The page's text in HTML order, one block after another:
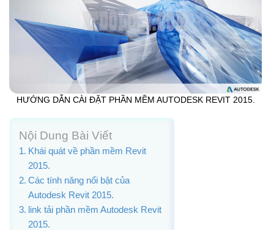
HƯỚNG DẪN CÀI ĐẶT PHẦN MỀM AUTODESK REVIT 2015.
Nội Dung Bài Viết
Khái quát về phần mềm Revit
2015.
Các tính năng nổi bật của
Autodesk Revit 2015.
link tải phần mềm Autodesk Revit
2015.